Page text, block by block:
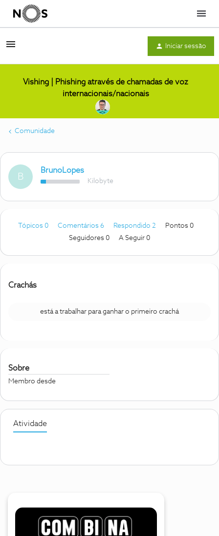
Menu
Iniciar sessão
Vishing | Phishing através de chamadas de voz
internacionais/nacionais
Comunidade
B
BrunoLopes
Kilobyte
Tópicos 0 Comentários 6 Respondido 2
Pontos 0
Seguidores 0 A Seguir 0
Crachás
está a trabalhar para ganhar o primeiro crachá
Sobre
Membro desde
Atividade